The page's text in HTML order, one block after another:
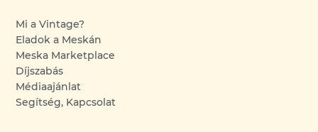
Mi a Vintage?
Eladok a Meskán
Meska Marketplace
Díjszabás
Médiaajánlat
Segítség, Kapcsolat